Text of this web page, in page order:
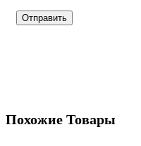
Похожие Товары